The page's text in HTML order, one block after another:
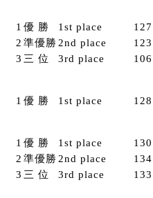
1 優 勝 1st place 127
2 準優勝 2nd place 123
3 三 位 3rd place 106
1 優 勝 1st place 128
1 優 勝 1st place 130
2 準優勝 2nd place 134
3 三 位 3rd place 133